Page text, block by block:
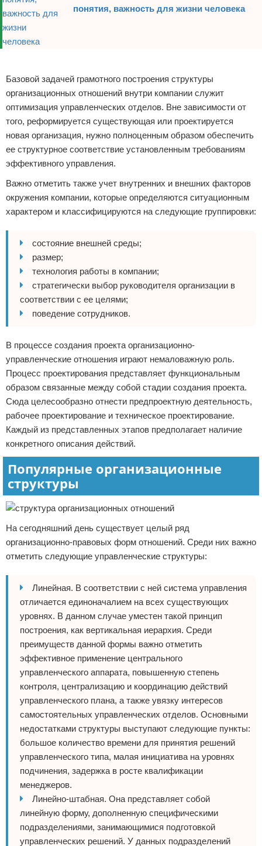
понятия, важность для жизни человека
Базовой задачей грамотного построения структуры
организационных отношений внутри компании служит
оптимизация управленческих отделов. Вне зависимости от
того, реформируется существующая или проектируется
новая организация, нужно полноценным образом обеспечить
ее структурное соответствие установленным требованиям
эффективного управления.
Важно отметить также учет внутренних и внешних факторов
окружения компании, которые определяются ситуационным
характером и классифицируются на следующие группировки:
состояние внешней среды;
размер;
технология работы в компании;
стратегически выбор руководителя организации в
соответствии с ее целями;
поведение сотрудников.
В процессе создания проекта организационно-
управленческие отношения играют немаловажную роль.
Процесс проектирования представляет функциональным
образом связанные между собой стадии создания проекта.
Сюда целесообразно отнести предпроектную деятельность,
рабочее проектирование и техническое проектирование.
Каждый из представленных этапов предполагает наличие
конкретного описания действий.
Популярные организационные
структуры
На сегодняшний день существует целый ряд
организационно-правовых форм отношений. Среди них важно
отметить следующие управленческие структуры:
Линейная. В соответствии с ней система управления
отличается единоначалием на всех существующих
уровнях. В данном случае уместен такой принцип
построения, как вертикальная иерархия. Среди
преимуществ данной формы важно отметить
эффективное применение центрального
управленческого аппарата, повышенную степень
контроля, централизацию и координацию действий
управленческого плана, а также увязку интересов
самостоятельных управленческих отделов. Основными
недостатками структуры выступают следующие пункты:
большое количество времени для принятия решений
управленческого типа, малая инициатива на уровнях
подчинения, задержка в росте квалификации
менеджеров.
Линейно-штабная. Она представляет собой
линейную форму, дополненную специфическими
подразделениями, занимающимися подготовкой
управленческих решений. У данных подразделений